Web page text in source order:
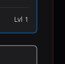
Lvl 1